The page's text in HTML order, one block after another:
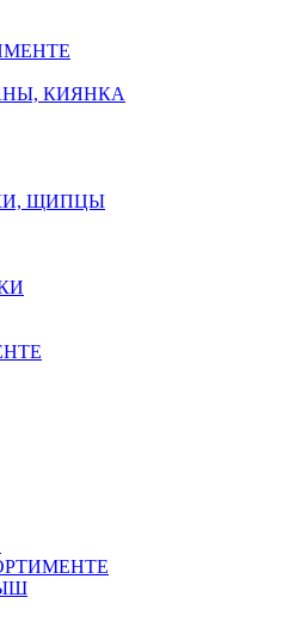
КИЯНКА
ЩИПЦЫ